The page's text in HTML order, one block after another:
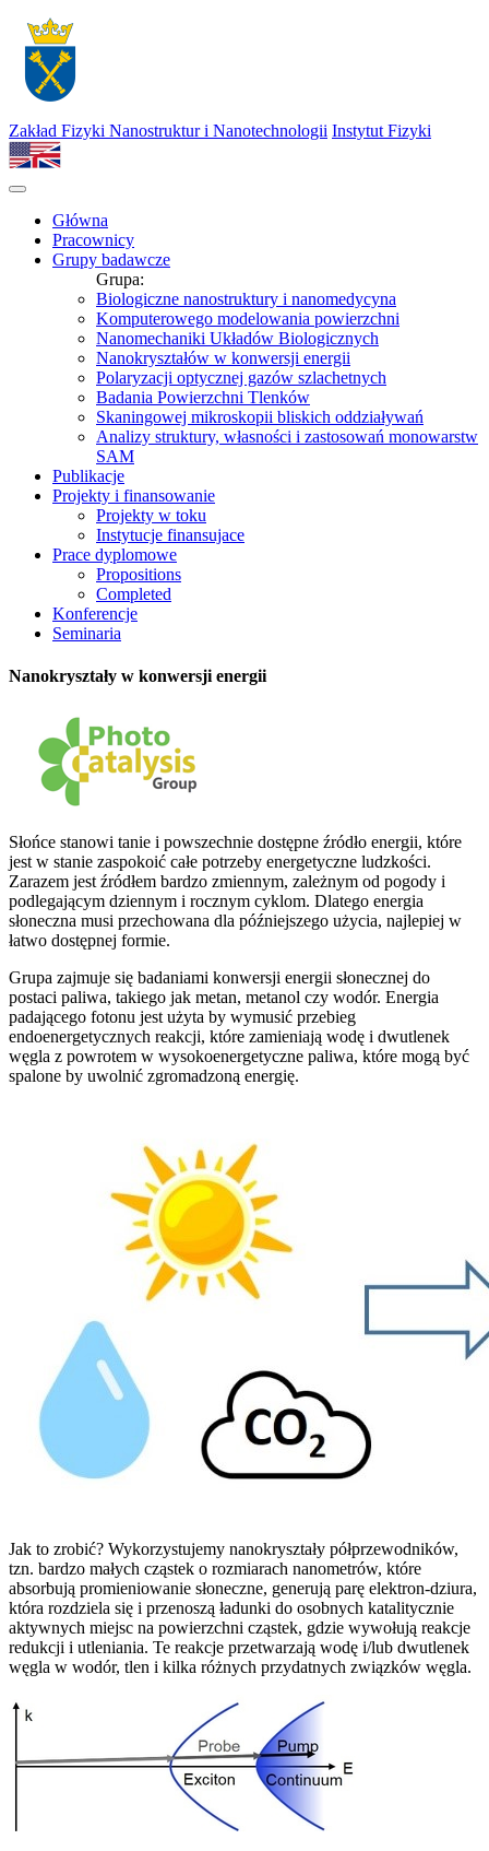
Zakład Fizyki Nanostruktur i Nanotechnologii Instytut Fizyki
Główna
Pracownicy
Grupy badawcze
Grupa:
Biologiczne nanostruktury i nanomedycyna
Komputerowego modelowania powierzchni
Nanomechaniki Układów Biologicznych
Nanokryształów w konwersji energii
Polaryzacji optycznej gazów szlachetnych
Badania Powierzchni Tlenków
Skaningowej mikroskopii bliskich oddziaływań
Analizy struktury, własności i zastosowań monowarstw
SAM
Publikacje
Projekty i finansowanie
Projekty w toku
Instytucje finansujace
Prace dyplomowe
Propositions
Completed
Konferencje
Seminaria
Nanokryształy w konwersji energii
Słońce stanowi tanie i powszechnie dostępne źródło energii, które
jest w stanie zaspokoić całe potrzeby energetyczne ludzkości.
Zarazem jest źródłem bardzo zmiennym, zależnym od pogody i
podlegającym dziennym i rocznym cyklom. Dlatego energia
słoneczna musi przechowana dla późniejszego użycia, najlepiej w
łatwo dostępnej formie.
Grupa zajmuje się badaniami konwersji energii słonecznej do
postaci paliwa, takiego jak metan, metanol czy wodór. Energia
padającego fotonu jest użyta by wymusić przebieg
endoenergetycznych reakcji, które zamieniają wodę i dwutlenek
węgla z powrotem w wysokoenergetyczne paliwa, które mogą być
spalone by uwolnić zgromadzoną energię.
Jak to zrobić? Wykorzystujemy nanokryształy półprzewodników,
tzn. bardzo małych cząstek o rozmiarach nanometrów, które
absorbują promieniowanie słoneczne, generują parę elektron-dziura,
która rozdziela się i przenoszą ładunki do osobnych katalitycznie
aktywnych miejsc na powierzchni cząstek, gdzie wywołują reakcje
redukcji i utleniania. Te reakcje przetwarzają wodę i/lub dwutlenek
węgla w wodór, tlen i kilka różnych przydatnych związków węgla.